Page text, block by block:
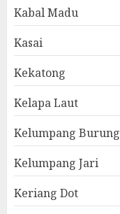
Kabal Madu
Kasai
Kekatong
Kelapa Laut
Kelumpang Burung
Kelumpang Jari
Keriang Dot